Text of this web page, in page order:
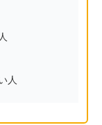
人